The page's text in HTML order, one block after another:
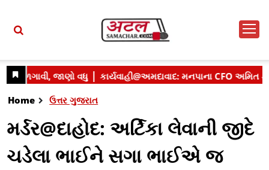
Home ઉત્તર ગુજરાત
મર્ડર@દાહોદ: અર્ટિકા લેવાની જીદે
ચડેલા ભાઈને સગા ભાઈએ જ